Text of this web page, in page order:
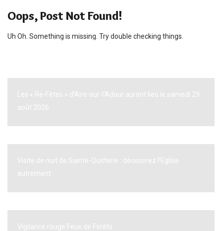
Oops, Post Not Found!
Uh Oh. Something is missing. Try double checking things.
A VOIR AUSSI
Les « Re-Fêtes » d’Aire-sur-l’Adour auront lieu le samedi 29
août 2026
Visite de nuit de Sainte-Quitterie : découvrez l’Eglise
autrement
Vigilance rouge Feux de Forêts